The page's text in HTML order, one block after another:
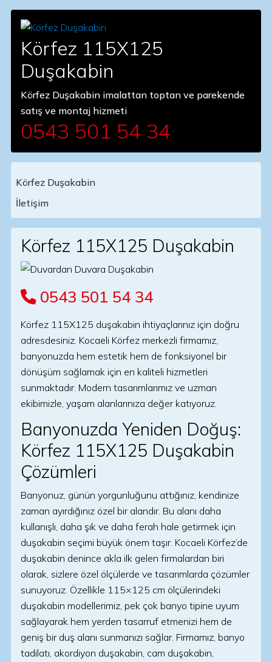
Körfez 115X125
Duşakabin
Körfez Duşakabin imalattan toptan ve parekende
satış ve montaj hizmeti
0543 501 54 34
Main Navigation
Körfez Duşakabin
İletişim
Körfez 115X125 Duşakabin
0543 501 54 34
Körfez 115X125 duşakabin ihtiyaçlarınız için doğru
adresdesiniz. Kocaeli Körfez merkezli firmamız,
banyonuzda hem estetik hem de fonksiyonel bir
dönüşüm sağlamak için en kaliteli hizmetleri
sunmaktadır. Modern tasarımlarımız ve uzman
ekibimizle, yaşam alanlarınıza değer katıyoruz.
Banyonuzda Yeniden Doğuş:
Körfez 115X125 Duşakabin
Çözümleri
Banyonuz, günün yorgunluğunu attığınız, kendinize
zaman ayırdığınız özel bir alandır. Bu alanı daha
kullanışlı, daha şık ve daha ferah hale getirmek için
duşakabin seçimi büyük önem taşır. Kocaeli Körfez’de
duşakabin denince akla ilk gelen firmalardan biri
olarak, sizlere özel ölçülerde ve tasarımlarda çözümler
sunuyoruz. Özellikle 115×125 cm ölçülerindeki
duşakabin modellerimiz, pek çok banyo tipine uyum
sağlayarak hem yerden tasarruf etmenizi hem de
geniş bir duş alanı sunmanızı sağlar. Firmamız, banyo
tadilatı, akordiyon duşakabin, cam duşakabin,